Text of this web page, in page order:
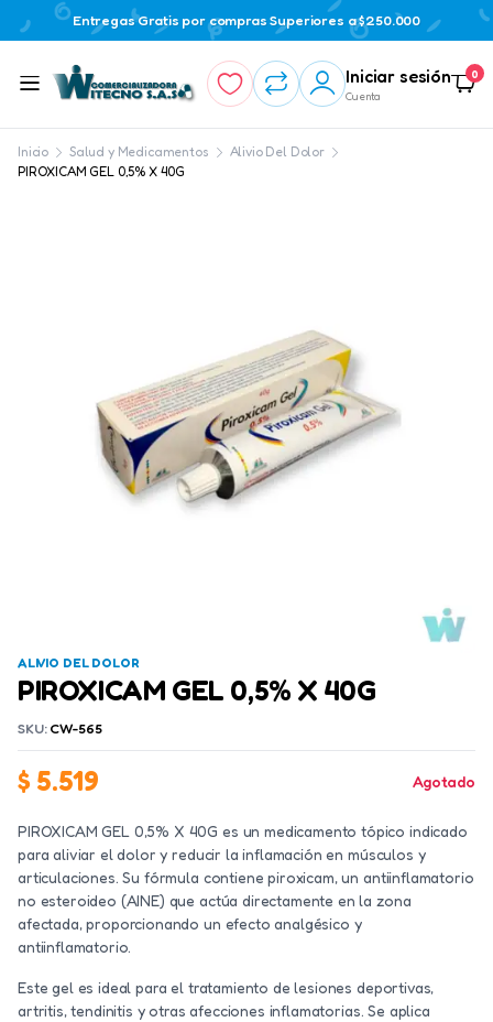
Entregas Gratis por compras Superiores a $250.000
Iniciar sesión
Cuenta
0
Inicio Salud y Medicamentos
Alivio Del Dolor
PIROXICAM GEL 0,5% X 40G
ALIVIO DEL DOLOR
PIROXICAM GEL 0,5% X 40G
SKU: CW-565
$5.519 Agotado
PIROXICAM GEL 0,5% X 40G es un medicamento tópico indicado
para aliviar el dolor y reducir la inflamación en músculos y
articulaciones. Su fórmula contiene piroxicam, un antiinflamatorio
no esteroideo (AINE) que actúa directamente en la zona
afectada, proporcionando un efecto analgésico y
antiinflamatorio.
Este gel es ideal para el tratamiento de lesiones deportivas,
artritis, tendinitis y otras afecciones inflamatorias. Se aplica